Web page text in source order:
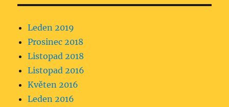
Leden 2019
Prosinec 2018
Listopad 2018
Listopad 2016
Květen 2016
Leden 2016